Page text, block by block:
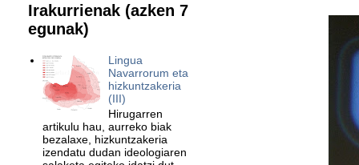
Irakurrienak (azken 7
egunak)
Lingua
Navarrorum eta
hizkuntzakeria
(III)
Hirugarren
artikulu hau, aurreko biak
bezalaxe, hizkuntzakeria
izendatu dudan ideologiaren